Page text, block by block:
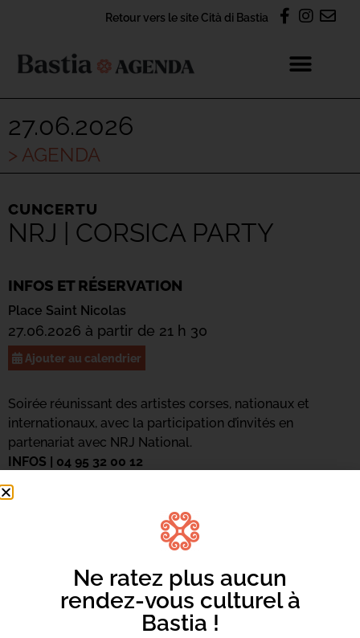
Retour vers le site Cità di Bastia
27.06.2026
> AGENDA
CUNCERTU
NRJ | CORSICA PARTY
INFOS ET RÉSERVATION
Place Saint Nicolas
27.06.2026 à partir de 21 h 30
Ajouter au calendrier
Soirée réunissant des artistes corses, nationaux et
internationaux, avec la participation d’invités en
partenariat avec NRJ National.
INFOS | 04 95 32 00 12
Ne ratez plus aucun
rendez-vous culturel à
Bastia !